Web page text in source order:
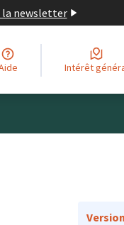
la newsletter
Aide Intérêt